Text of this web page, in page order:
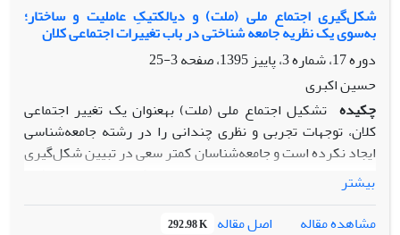
شامل تشدید فقر، بیکاری، گرسنگی و شرایط سخت معیشتی و
پیامدهای اجتماعی شامل طرد اجتماعی، گرایش به‌تکرار جرم و
آسیب‌دیدگی خانواده است که در چهارچوبی ازحرمان نظام‌مند
عمل می‌نمایند. بنابراین، عاملیت فرد و تلاش او برای واکنش
درمقابل خشونت ساختاری عملاً به‌عاملی تبدیل می‌گردد که
ساختار، خشونت خود را شدیدتر و گسترده‌تر ازگذشته اعمال
نماید.
شکل‌‌گیری اجتماع ملی (ملت) و دیالکتیکِ عاملیت و ساختار؛
به‌سوی یک نظریه جامعه شناختی در باب تغییرات اجتماعی کلان
دوره 17، شماره 3، پاییز 1395، صفحه
3-25
حسین اکبری
چکیده تشکیل اجتماع ملی (ملت) به­عنوان یک تغییر اجتماعی
کلان، توجهات تجربی و نظری چندانی را در رشته جامعه‌شناسی
ایجاد نکرده است و جامعه‌شناسان کمتر سعی در تبیین شکل‌گیری
و تغییر این پدیده اجتماعی دارند. در حالی که تحولات جهانی نشان
دهنده اهمیت روز افزون این پدیده در ساختار اجتماع جهانی
است. به گونه‌ای که بسیاری از تحولات جاری در سطح جهانی کم و
بیشتر
مشاهده مقاله
اصل مقاله 292.98 K